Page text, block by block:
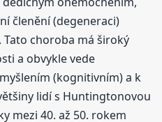
členění (degeneraci)
choroba má široký
a obvykle vede
(kognitivním) a k
lidí s Huntingtonovou
mezi 40. až 50. rokem